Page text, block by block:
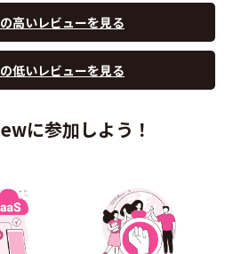
高いレビューを見る
低いレビューを見る
に参加しよう！